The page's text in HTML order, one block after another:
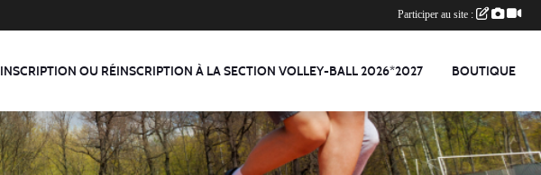
INSCRIPTION OU RÉINSCRIPTION À LA SECTION VOLLEY-BALL 2026*2027 BOUTIQUE
Participer au site :